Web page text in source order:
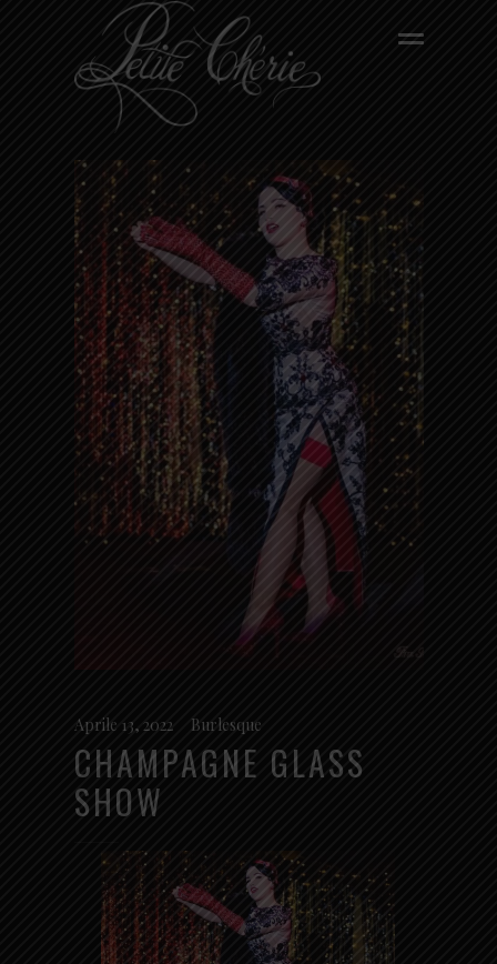
Aprile 13, 2022 Burlesque
CHAMPAGNE GLASS
SHOW